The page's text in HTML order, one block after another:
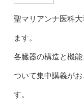
聖マリアンナ医科
ます。
各臓器の構造と機
ついて集中講義が
す。